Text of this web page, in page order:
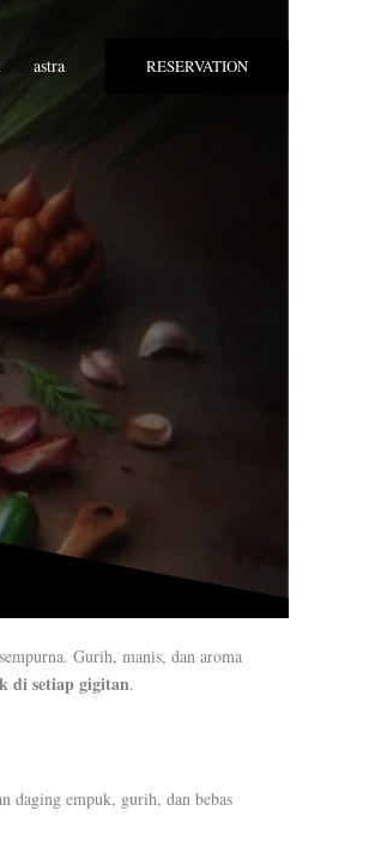
astra RESERVATION
Gurih, manis, dan aroma
di setiap gigitan.
daging empuk, gurih, dan bebas